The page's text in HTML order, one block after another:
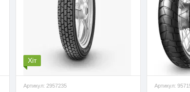
Хіт
Артикул: 2957235 Артикул: